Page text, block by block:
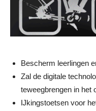
Bescherm leerlingen
Zal de digitale
teweegbrengen in het
Ĳkingstoetsen voor